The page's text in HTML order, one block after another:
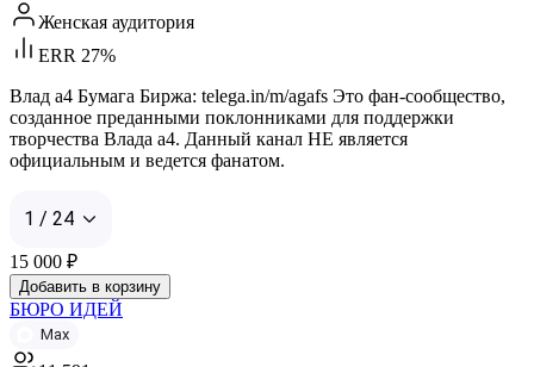
Женская аудитория
ERR 27%
Влад а4 Бумага Биржа: telega.in/m/agafs Это фан-сообщество,
созданное преданными поклонниками для поддержки
творчества Влада а4. Данный канал НЕ является
официальным и ведется фанатом.
1 / 24
15 000 ₽
Добавить в корзину
БЮРО ИДЕЙ
Max